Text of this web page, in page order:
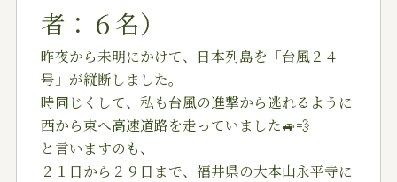
者：６名）
昨夜から未明にかけて、日本列島を「台風２４
号」が縦断しました。
時同じくして、私も台風の進撃から逃れるように
西から東へ高速道路を走っていました🚙💨
と言いますのも、
２１日から２９日まで、福井県の大本山永平寺に